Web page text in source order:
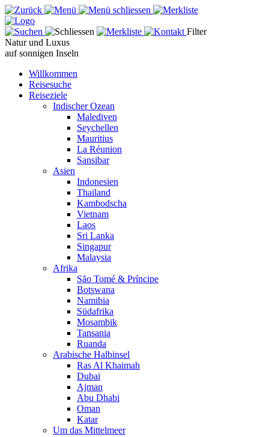
Filter
Natur und Luxus
auf sonnigen Inseln
Willkommen
Reisesuche
Reiseziele
Indischer Ozean
Malediven
Seychellen
Mauritius
La Réunion
Sansibar
Asien
Indonesien
Thailand
Kambodscha
Vietnam
Laos
Sri Lanka
Singapur
Malaysia
Afrika
São Tomé & Príncipe
Botswana
Namibia
Südafrika
Mosambik
Tansania
Ruanda
Arabische Halbinsel
Ras Al Khaimah
Dubai
Ajman
Abu Dhabi
Oman
Katar
Um das Mittelmeer